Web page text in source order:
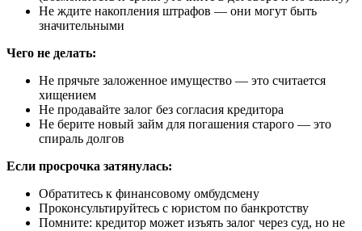
Не ждите накопления штрафов — они могут быть
значительными
Чего не делать:
Не прячьте заложенное имущество — это считается
хищением
Не продавайте залог без согласия кредитора
Не берите новый займ для погашения старого — это
спираль долгов
Если просрочка затянулась:
Обратитесь к финансовому омбудсмену
Проконсультируйтесь с юристом по банкротству
Помните: кредитор может изъять залог через суд, но не